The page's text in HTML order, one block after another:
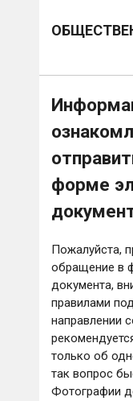
форме
Пожалуйста,
обращение в
документа,
правилами
направлении
только об
так вопрос
Фотографии